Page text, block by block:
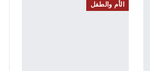
الأم والطفل